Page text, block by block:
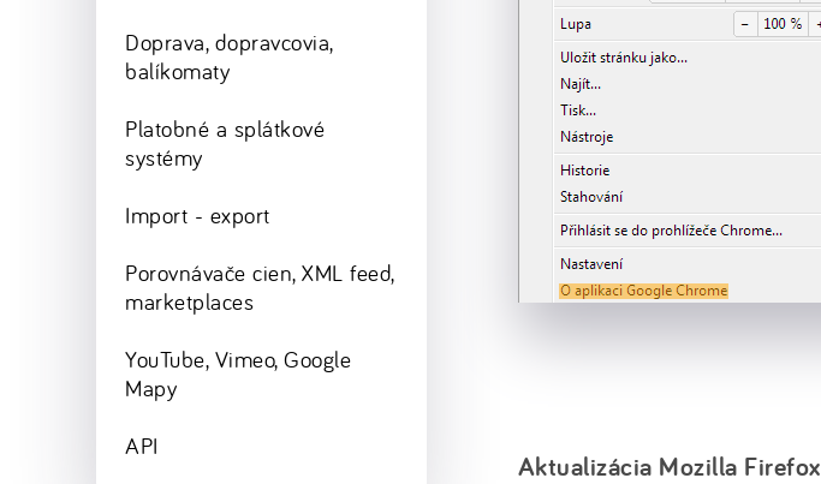
Aktualizácia Mozilla Firefox
Doprava, dopravcovia,
balíkomaty
Platobné a splátkové
systémy
Import - export
Porovnávače cien, XML feed,
marketplaces
YouTube, Vimeo, Google
Mapy
API